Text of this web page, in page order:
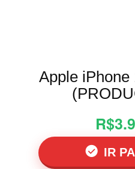
Apple
IR